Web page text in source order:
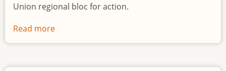
Union regional bloc for action.
Read more
African
warn